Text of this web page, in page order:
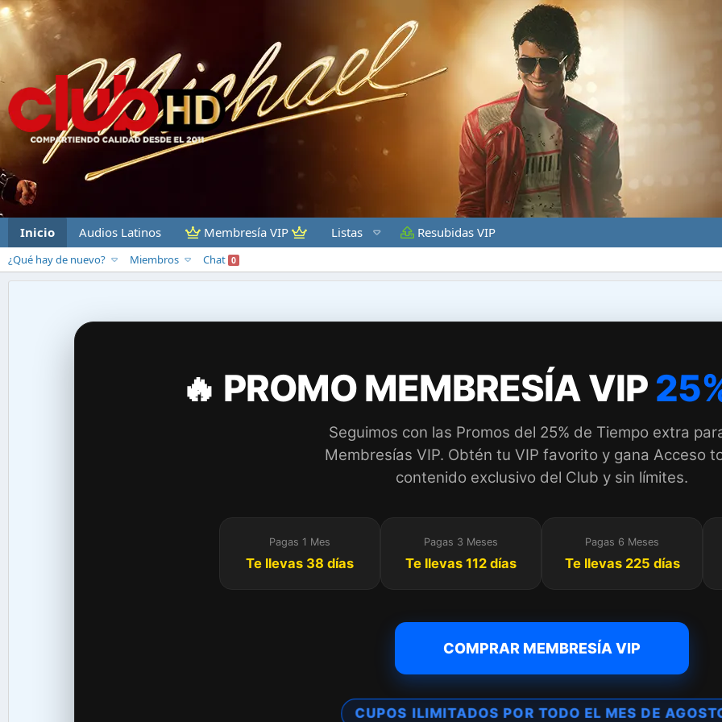
Inicio Audios Latinos Membresía VIP Listas Resubidas VIP
¿Qué hay de nuevo? Miembros Chat 0
🔥 PROMO MEMBRESÍA VIP
Seguimos con las Promos del 25% de Tiempo extra
Membresías VIP. Obtén tu VIP favorito y gana Acceso
contenido exclusivo del Club y sin límites.
Pagas 1 Mes
Te llevas 38 días
Pagas 3 Meses
Te llevas 112 días
Pagas 6 Meses
Te llevas 225 días
COMPRAR MEMBRESÍA VIP
CUPOS ILIMITADOS POR TODO EL MES DE